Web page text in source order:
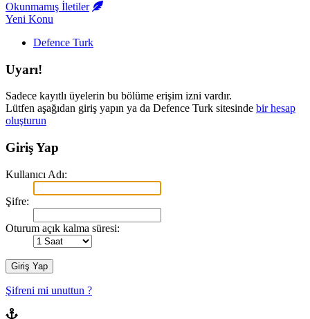
Okunmamış İletiler
Yeni Konu
Defence Turk
Uyarı!
Sadece kayıtlı üyelerin bu bölüme erişim izni vardır.
Lütfen aşağıdan giriş yapın ya da Defence Turk sitesinde bir hesap
oluşturun
Giriş Yap
Kullanıcı Adı:
Şifre:
Oturum açık kalma süresi:
Şifreni mi unuttun ?